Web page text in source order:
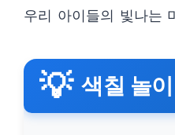
우리 아이들의 빛나는
💡 색칠 놀